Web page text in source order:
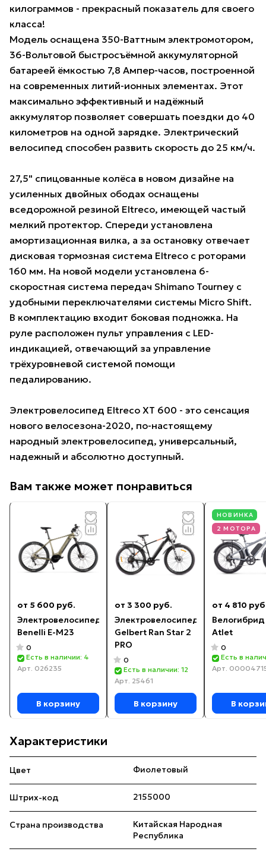
килограммов - прекрасный показатель для своего
класса!
Модель оснащена 350-Ваттным электромотором,
36-Вольтовой быстросъёмной аккумуляторной
батареей ёмкостью 7,8 Ампер-часов, построенной
на современных литий-ионных элементах. Этот
максимально эффективный и надёжный
аккумулятор позволяет совершать поездки до 40
километров на одной зарядке. Электрический
велосипед способен развить скорость до 25 км/ч.
27,5" спицованные колёса в новом дизайне на
усиленных двойных ободах оснащены
вседорожной резиной Eltreco, имеющей частый
мелкий протектор. Спереди установлена
амортизационная вилка, а за остановку отвечает
дисковая тормозная система Eltreco с роторами
160 мм. На новой модели установлена 6-
скоростная система передач Shimano Tourney с
удобными переключателями системы Micro Shift.
В комплектацию входит боковая подножка. На
руле расположен пульт управления с LED-
индикацией, отвечающий за управление
трёхуровневой системой помощи
педалированию.
Электровелосипед Eltreco XT 600 - это сенсация
нового велосезона-2020, по-настоящему
народный электровелосипед, универсальный,
надежный и абсолютно доступный.
Вам также может понравиться
от 5 600 руб.
Электровелосипед
Benelli E-M23
0
Есть в наличии: 4
Арт. 026235
В корзину
от 3 300 руб.
Электровелосипед
Gelbert Ran Star 2
PRO
0
Есть в наличии: 12
Арт. 25461
В корзину
НОВИНКА
2 МОТОРА
от 4 810
Велогибрид
Atlet
0
Есть в
Арт.
В
Характеристики
Цвет Фиолетовый
Штрих-код 2155000
Страна производства
Китайская Народная
Республика